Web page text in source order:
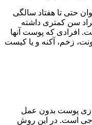
حتی تا هفتاد سالگی
سن کمتری داشته
افرادی که پوست آنها
زخم، آکنه و یا کیست
پوست بدون عمل
است. در این روش